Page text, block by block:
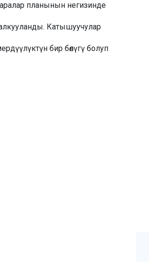
планынын негизинде
Катышуучулар
бир бөлүгү болуп